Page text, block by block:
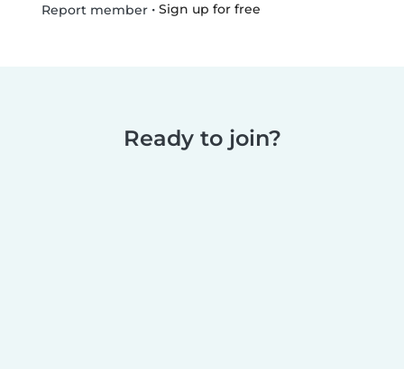
Report member• Sign up for free
Ready to join?